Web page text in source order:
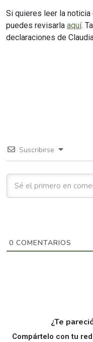
Si quieres leer la
puedes revisarla aquí.
declaraciones de
Suscribirse
0 COMENTARIOS
¿Te
Compártelo con tu